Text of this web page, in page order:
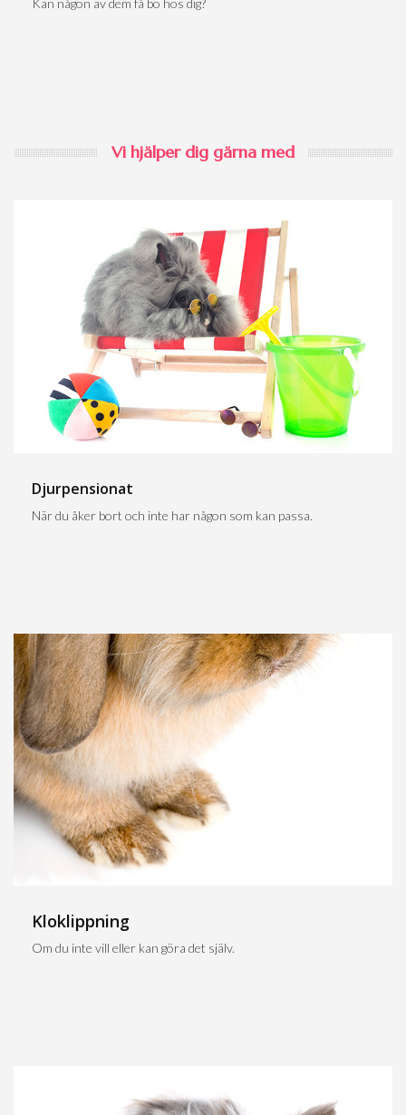
Kan någon av dem få bo hos dig?
Vi hjälper dig gärna med
Djurpensionat
När du åker bort och inte har någon som kan passa.
Kloklippning
Om du inte vill eller kan göra det själv.